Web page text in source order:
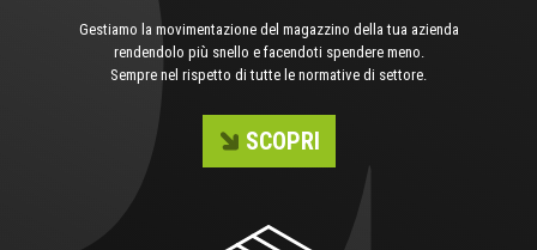
Gestiamo la movimentazione del magazzino della tua azienda
rendendolo più snello e facendoti spendere meno.
Sempre nel rispetto di tutte le normative di settore.
SCOPRI